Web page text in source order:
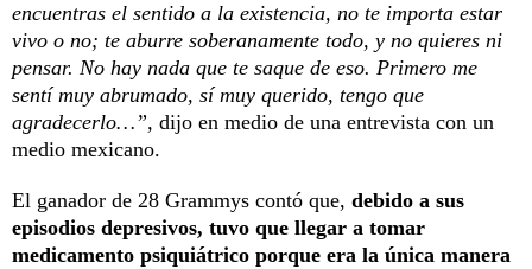
encuentras el sentido a la existencia, no te importa estar
vivo o no; te aburre soberanamente todo, y no quieres ni
pensar. No hay nada que te saque de eso. Primero me
sentí muy abrumado, sí muy querido, tengo que
agradecerlo…”, dijo en medio de una entrevista con un
medio mexicano.
El ganador de 28 Grammys contó que, debido a sus
episodios depresivos, tuvo que llegar a tomar
medicamento psiquiátrico porque era la única manera